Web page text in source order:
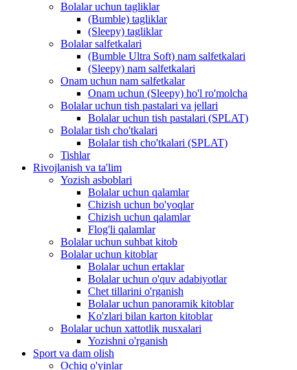
Bolalar uchun tagliklar
(Bumble) tagliklar
(Sleepy) tagliklar
Bolalar salfetkalari
(Bumble Ultra Soft) nam salfetkalari
(Sleepy) nam salfetkalari
Onam uchun nam salfetkalar
Onam uchun (Sleepy) ho'l ro'molcha
Bolalar uchun tish pastalari va jellari
Bolalar uchun tish pastalari (SPLAT)
Bolalar tish cho'tkalari
Bolalar tish cho'tkalari (SPLAT)
Tishlar
Rivojlanish va ta'lim
Yozish asboblari
Bolalar uchun qalamlar
Chizish uchun bo'yoqlar
Chizish uchun qalamlar
Flog'li qalamlar
Bolalar uchun suhbat kitob
Bolalar uchun kitoblar
Bolalar uchun ertaklar
Bolalar uchun o'quv adabiyotlar
Chet tillarini o'rganish
Bolalar uchun panoramik kitoblar
Ko'zlari bilan karton kitoblar
Bolalar uchun xattotlik nusxalari
Yozishni o'rganish
Sport va dam olish
Ochiq o'yinlar